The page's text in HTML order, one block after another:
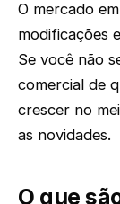
O mercado
modificações
Se você não
comercial de
crescer no
as novidades.
O que